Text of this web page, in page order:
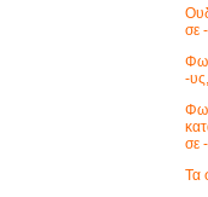
σε
-
σε
Τα